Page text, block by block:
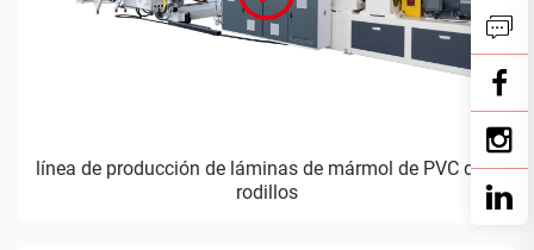
línea de producción de láminas de mármol de PVC de 3
rodillos